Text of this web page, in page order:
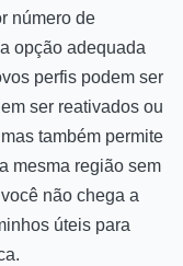
número de
opção adequada
perfis podem ser
ser reativados ou
também permite
mesma região sem
não chega a
úteis para